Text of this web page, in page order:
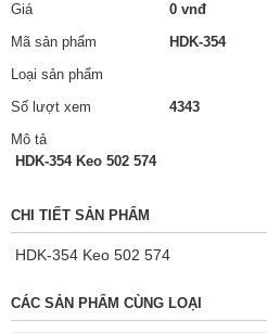
Giá
0 vnđ
Mã sản phẩm
HDK-354
Loại sản phẩm
Số lượt xem
4343
Mô tả
HDK-354 Keo 502 574
CHI TIẾT SẢN PHẨM
HDK-354 Keo 502 574
CÁC SẢN PHẨM CÙNG LOẠI